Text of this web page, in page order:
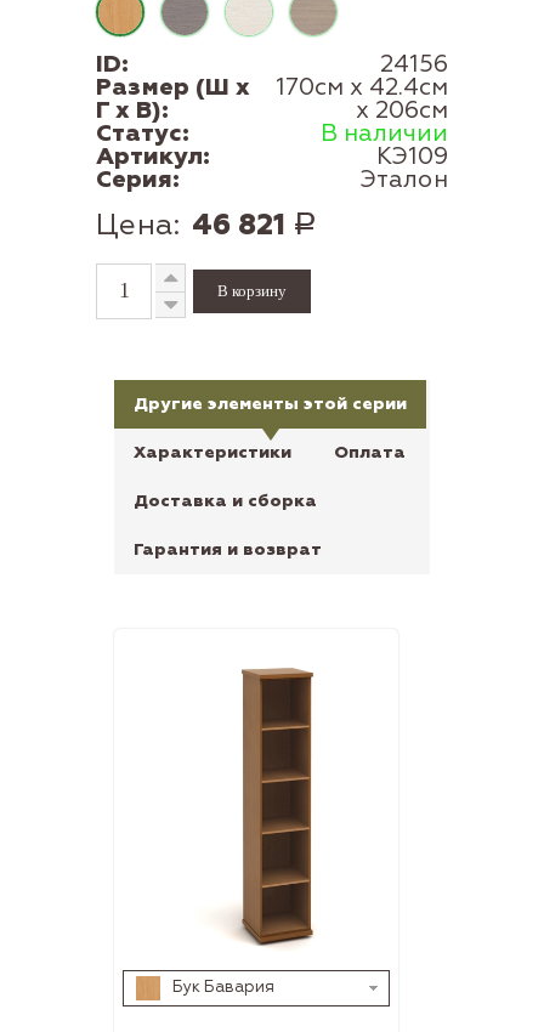
ID: 24156
Размер (Ш x
Г x В):
170см x 42.4см
x 206см
Статус: В наличии
Артикул: КЭ109
Серия: Эталон
Цена: 46 821 Р
Другие элементы этой серии
Характеристики Оплата
Доставка и сборка
Гарантия и возврат
Бук Бавария